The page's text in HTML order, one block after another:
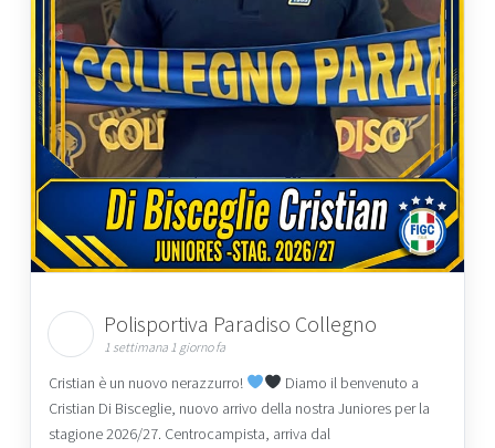
Polisportiva Paradiso Collegno
1 settimana 1 giorno fa
Cristian è un nuovo nerazzurro!
Diamo il benvenuto a
Cristian Di Bisceglie, nuovo arrivo della nostra Juniores per la
stagione 2026/27. Centrocampista, arriva dal